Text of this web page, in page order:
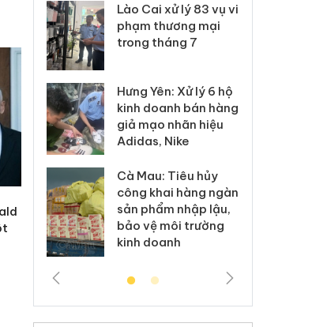
bị
buôn
tượng
Phú
Lào Cai xử lý 83 vụ vi
phạm thương mại
trong tháng 7
Hưng Yên: Xử lý 6 hộ
kinh doanh bán hàng
giả mạo nhãn hiệu
Adidas, Nike
Cà Mau: Tiêu hủy
công khai hàng ngàn
sản phẩm nhập lậu,
bảo vệ môi trường
kinh doanh